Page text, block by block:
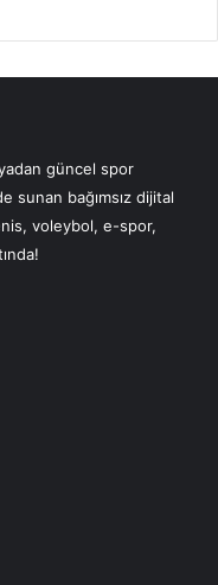
güncel spor
sunan bağımsız dijital
voleybol, e-spor,